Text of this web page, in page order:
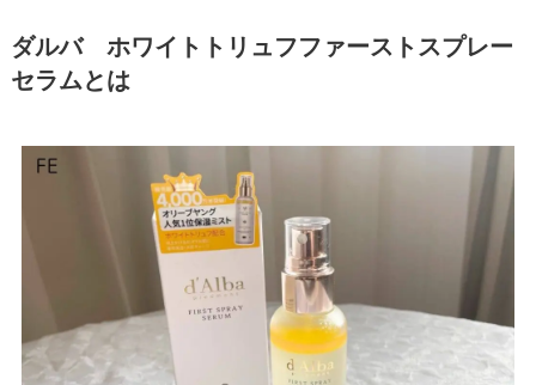
ダルバ ホワイトトリュフファーストスプレー
セラムとは